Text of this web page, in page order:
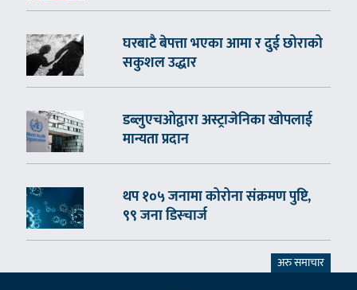
घरबाटै बेपत्ता भएका आमा र दुई छोराको
सकुशल उद्धार
डब्लुएचओद्वारा अस्ट्राजेनिका खोपलाई
मान्यता प्रदान
थप १०५ जनामा कोरोना संक्रमण पुष्टि,
९९ जना डिस्चार्ज
अरु समाचार